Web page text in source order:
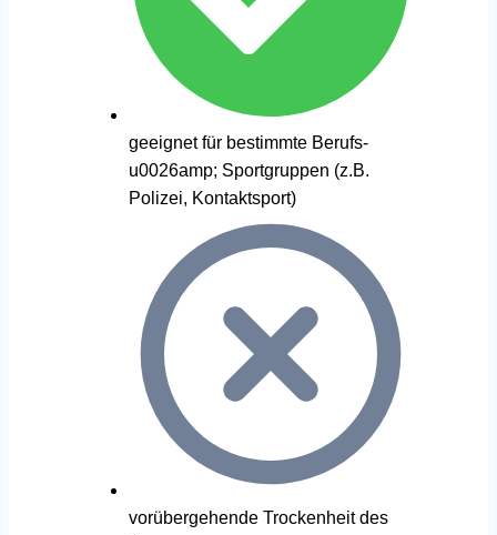
geeignet für bestimmte Berufs-
u0026amp; Sportgruppen (z.B.
Polizei, Kontaktsport)
vorübergehende Trockenheit des